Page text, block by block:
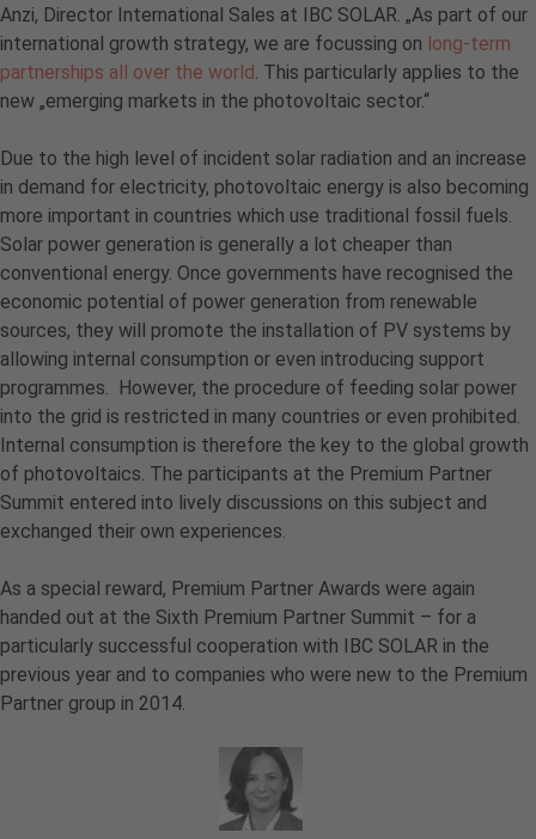
Anzi, Director International Sales at IBC SOLAR. „As part of our
international growth strategy, we are focussing on long-term
partnerships all over the world. This particularly applies to the
new „emerging markets in the photovoltaic sector.“
Due to the high level of incident solar radiation and an increase
in demand for electricity, photovoltaic energy is also becoming
more important in countries which use traditional fossil fuels.
Solar power generation is generally a lot cheaper than
conventional energy. Once governments have recognised the
economic potential of power generation from renewable
sources, they will promote the installation of PV systems by
allowing internal consumption or even introducing support
programmes. However, the procedure of feeding solar power
into the grid is restricted in many countries or even prohibited.
Internal consumption is therefore the key to the global growth
of photovoltaics. The participants at the Premium Partner
Summit entered into lively discussions on this subject and
exchanged their own experiences.
As a special reward, Premium Partner Awards were again
handed out at the Sixth Premium Partner Summit – for a
particularly successful cooperation with IBC SOLAR in the
previous year and to companies who were new to the Premium
Partner group in 2014.